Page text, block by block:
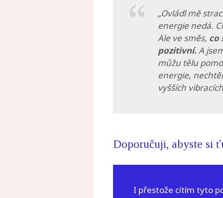
„Ovládl mě
energie nedá.
Ale ve směs, co
pozitivní.A
můžu tělu
energie,
vyšších
Doporučuji, abyste si
I přestože cítím tyto